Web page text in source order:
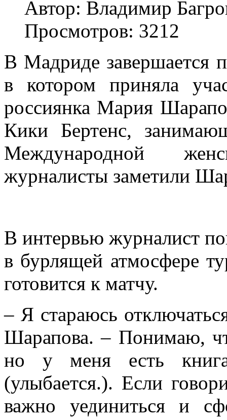
Автор: Владимир
Просмотров: 3212
В Мадриде завершается
в котором приняла
россиянка Мария
Кики Бертенс,
Международной
журналисты заметили
В интервью журналист
в бурлящей атмосфере
готовится к матчу.
– Я стараюсь
Шарапова. – Понимаю,
но у меня есть
(улыбается.). Если
важно уединиться и